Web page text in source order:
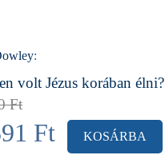
:
volt Jézus korában élni?
Ft
Ft KOSÁRBA